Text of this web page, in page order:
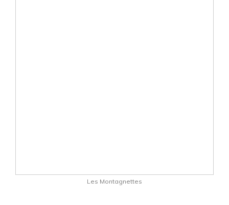
Les Montagnettes